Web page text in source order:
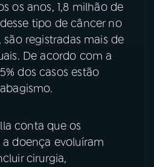
os anos, 1,8 milhão de
tipo de câncer no
são registradas mais de
De acordo com a
dos casos estão
conta que os
doença evoluíram
cirurgia,